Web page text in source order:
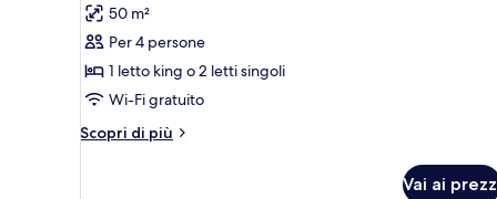
Camera
Deluxe
(Arabian)
50 m²
Per 4 persone
1 letto king o 2 letti singoli
Wi-Fi gratuito
Scopri di più
Altri
Vai ai